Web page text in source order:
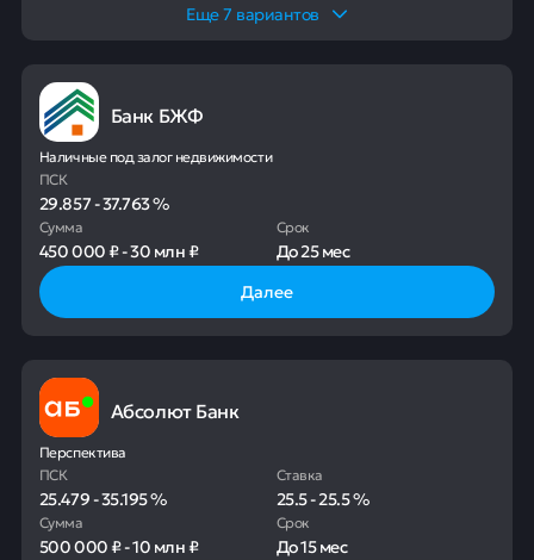
Еще7 вариантов
Банк БЖФ
Наличные под залог недвижимости
ПСК
29.857-37.763%
Сумма
450 000 ₽-30 млн ₽
Срок
До25 мес
Далее
Абсолют Банк
Перспектива
ПСК
25.479-35.195%
Ставка
25.5-25.5%
Сумма
500 000 ₽-10 млн ₽
Срок
До15 мес